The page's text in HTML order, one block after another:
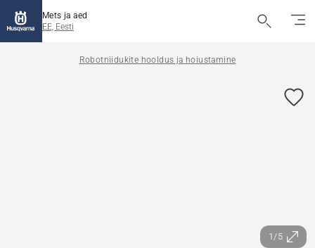
Mets ja aed
EE, Eesti
Robotniidukite hooldus ja hoiustamine
1/5